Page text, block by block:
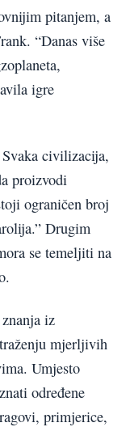
pitanjem, a
“Danas više
igre
civilizacija,
proizvodi
ograničen broj
Drugim
se temeljiti na
iz
mjerljivih
Umjesto
određene
primjerice,